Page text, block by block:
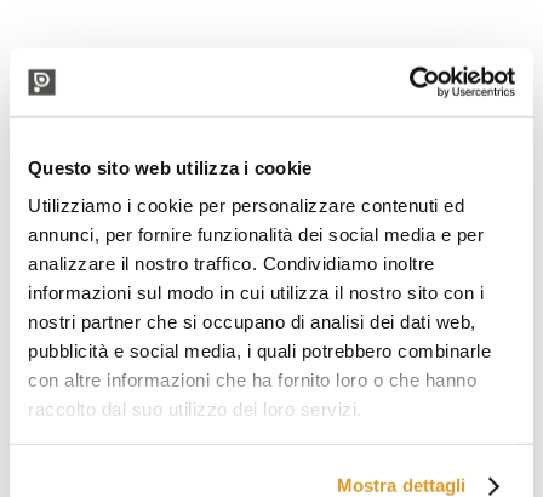
Questo sito web utilizza i cookie
Utilizziamo i cookie per personalizzare contenuti ed
annunci, per fornire funzionalità dei social media e per
analizzare il nostro traffico. Condividiamo inoltre
informazioni sul modo in cui utilizza il nostro sito con i
nostri partner che si occupano di analisi dei dati web,
pubblicità e social media, i quali potrebbero combinarle
con altre informazioni che ha fornito loro o che hanno
raccolto dal suo utilizzo dei loro servizi.
Mostra dettagli